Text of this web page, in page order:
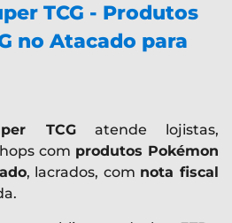
TCG - Produtos
no Atacado para
TCGatende lojistas,
com produtos Pokémon
, lacrados, com nota fiscal